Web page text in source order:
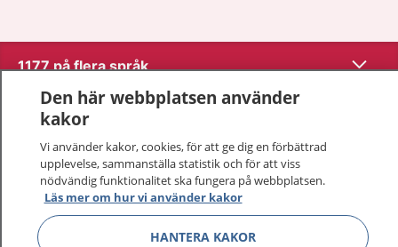
1177 på flera språk Visa
Om 1177
Kontakt
Behandling av personuppgifter
Den här webbplatsen använder
kakor
Vi använder kakor, cookies, för att ge dig en förbättrad
upplevelse, sammanställa statistik och för att viss
nödvändig funktionalitet ska fungera på webbplatsen.
Läs mer om hur vi använder kakor
HANTERA KAKOR